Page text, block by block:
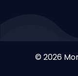
© 2026